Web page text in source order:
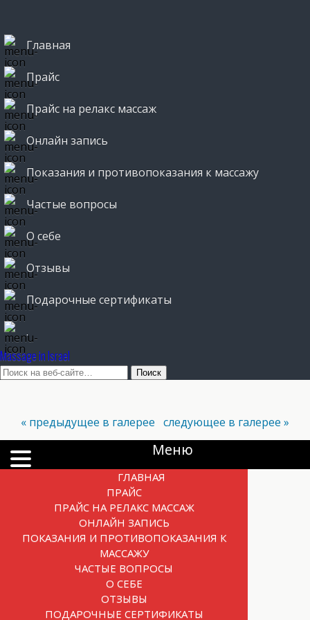
Главная
Прайс
Прайс на релакс массаж
Онлайн запись
Показания и противопоказания к массажу
Частые вопросы
О себе
Отзывы
Подарочные сертификаты
.
Massage in Israel
« предыдущее в галерее следующее в галерее »
Меню
ГЛАВНАЯ
ПРАЙС
ПРАЙС НА РЕЛАКС МАССАЖ
ОНЛАЙН ЗАПИСЬ
ПОКАЗАНИЯ И ПРОТИВОПОКАЗАНИЯ К
МАССАЖУ
ЧАСТЫЕ ВОПРОСЫ
О СЕБЕ
ОТЗЫВЫ
ПОДАРОЧНЫЕ СЕРТИФИКАТЫ